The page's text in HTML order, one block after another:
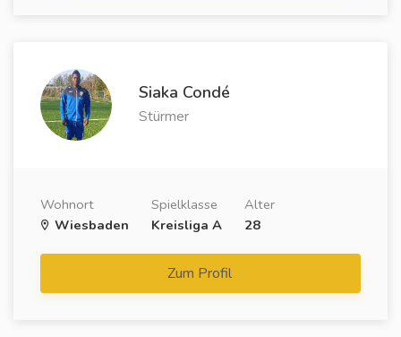
Siaka Condé
Stürmer
Wohnort
Wiesbaden
Spielklasse
Kreisliga A
Alter
28
Zum Profil